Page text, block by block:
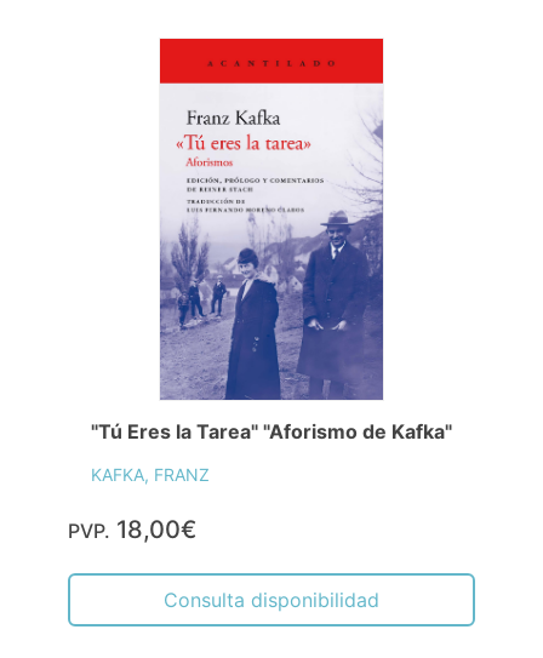
"Tú Eres la Tarea" "Aforismo de Kafka"
KAFKA, FRANZ
PVP. 18,00€
Consulta disponibilidad